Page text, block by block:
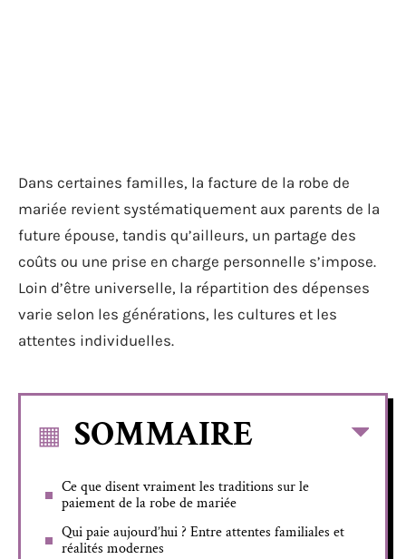
Dans certaines familles, la facture de la robe de
mariée revient systématiquement aux parents de la
future épouse, tandis qu’ailleurs, un partage des
coûts ou une prise en charge personnelle s’impose.
Loin d’être universelle, la répartition des dépenses
varie selon les générations, les cultures et les
attentes individuelles.
SOMMAIRE
Ce que disent vraiment les traditions sur le
paiement de la robe de mariée
Qui paie aujourd’hui ? Entre attentes familiales et
réalités modernes